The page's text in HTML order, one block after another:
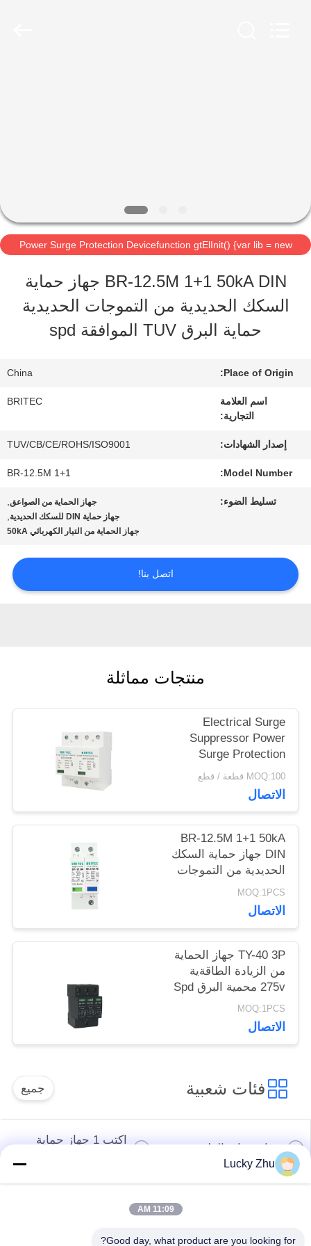
بنا
جولة
في
المعمل
ضبط
الجودة
اتصل
جميع
خريطة
الموقع
سياسة
الخصوصية
Power Surge Protection Devicefunction gtElInit() {var lib = new
BR-12.5M 1+1 50kA DIN جهاز حماية
السكك الحديدية من التموجات الحديدية
حماية البرق TUV الموافقة spd
Place of Origin:
China
اسم العلامة
التجارية:
BRITEC
إصدار الشهادات: TUV/CB/CE/ROHS/ISO9001
Model Number:
BR-12.5M 1+1
تسليط الضوء: جهاز الحماية من الصواعق,
جهاز حماية DIN للسكك الحديدية ,
جهاز الحماية من التيار الكهربائي 50kA
اتصل بنا!
منتجات مماثلة
Electrical Surge
Suppressor Power
Surge Protection
Device 385v SPD
25KA IEC -
61643function gtElInit()
'ar', function () {});}
MOQ:100 قطعة / قطع
الاتصال
BR-12.5M 1+1 50kA
DIN جهاز حماية السكك
الحديدية من التموجات
الحديدية حماية البرق
TUV الموافقة spd
MOQ:1PCS
الاتصال
TY-40 3P جهاز الحماية
من الزيادة الطاقةية
275v محمية البرق Spd
نوع 2
MOQ:1PCS
الاتصال
فئات شعبية جميع
جهاز حماية الطفرة
اكتب 1 جهاز حماية
Lucky Zhu
11:09 AM
Good day, what product are you looking for?